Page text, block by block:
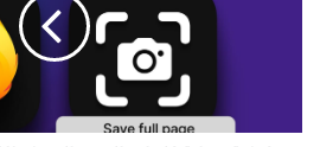
الأساسية